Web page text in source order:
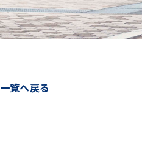
一覧へ戻る